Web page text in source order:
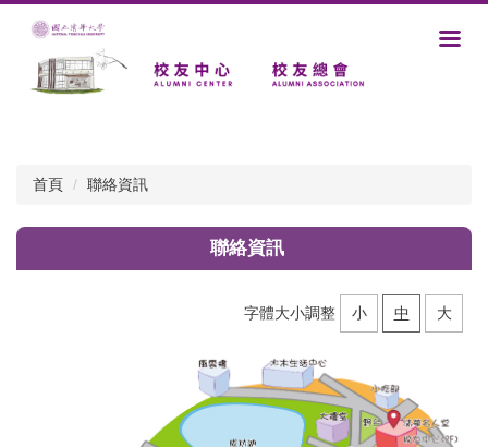
首頁
聯絡資訊
聯絡資訊
字體大小調整 小 中 大